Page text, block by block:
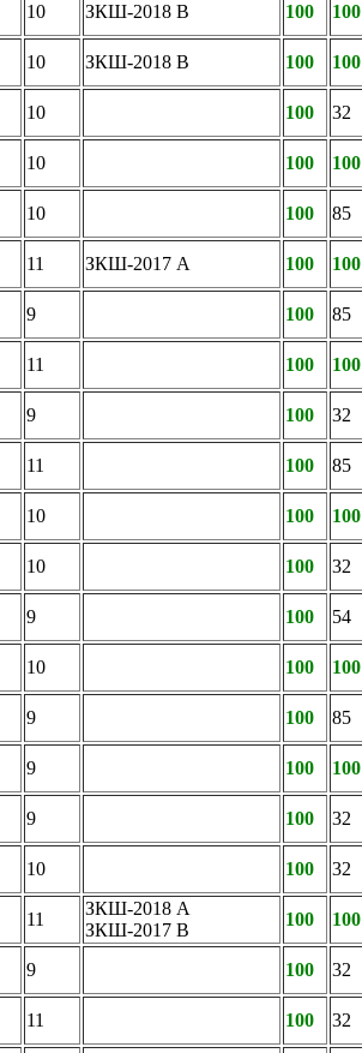
10 ЗКШ-2018 B 100 100
10 ЗКШ-2018 B 100 100
10 100 32
10 100 100
10 100 85
11 ЗКШ-2017 A 100 100
9 100 85
11 100 100
9 100 32
11 100 85
10 100 100
10 100 32
9 100 54
10 100 100
9 100 85
9 100 100
9 100 32
10 100 32
11
ЗКШ-2018 A
ЗКШ-2017 B
100 100
9 100 32
11 100 32